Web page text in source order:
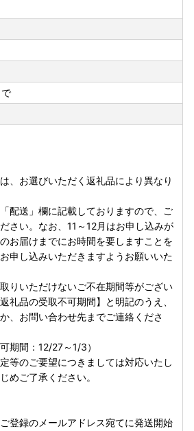
、お選びいただく返礼品により異なり
配送」欄に記載しておりますので、ご
さい。なお、11～12月はお申し込みが
お届けまでにお時間を要しますことを
申し込みいただきますようお願いいた
りいただけないご不在期間等がござい
礼品の受取不可期間】と明記のうえ、
、お問い合わせ先までご連絡くださ
期間：12/27～1/3）
等のご要望につきましては対応いたし
めご了承ください。
登録のメールアドレス宛てに発送開始